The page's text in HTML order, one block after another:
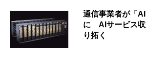
通信事業者が「
に AIサービス収
り拓く